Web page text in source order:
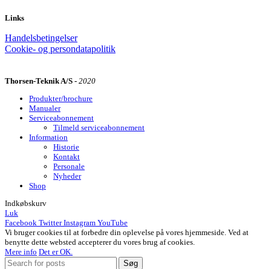
Links
Handelsbetingelser
Cookie- og persondatapolitik
Thorsen-Teknik A/S - 2020
Produkter/brochure
Manualer
Serviceabonnement
Tilmeld serviceabonnement
Information
Historie
Kontakt
Personale
Nyheder
Shop
Indkøbskurv
Luk
Facebook Twitter Instagram YouTube
Vi bruger cookies til at forbedre din oplevelse på vores hjemmeside. Ved at
benytte dette websted accepterer du vores brug af cookies.
Mere info Det er OK.
Søg